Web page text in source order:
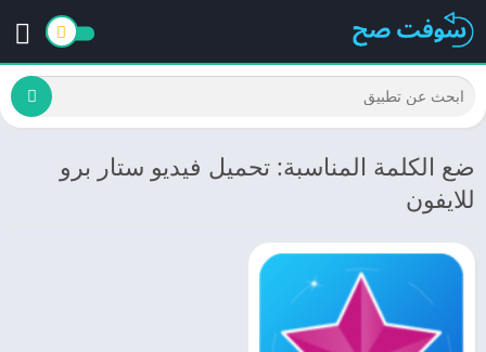
ضع الكلمة المناسبة: تحميل فيديو ستار برو
للايفون